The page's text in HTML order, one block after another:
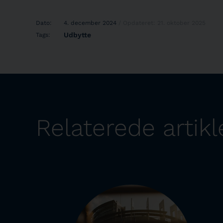
Dato: 4. december 2024
Tags:
Udbytte
Relaterede